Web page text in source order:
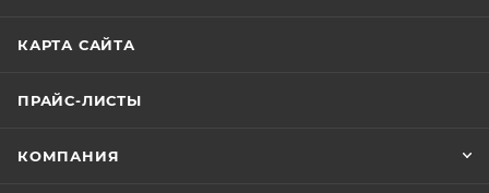
КАРТА САЙТА
ПРАЙС-ЛИСТЫ
КОМПАНИЯ